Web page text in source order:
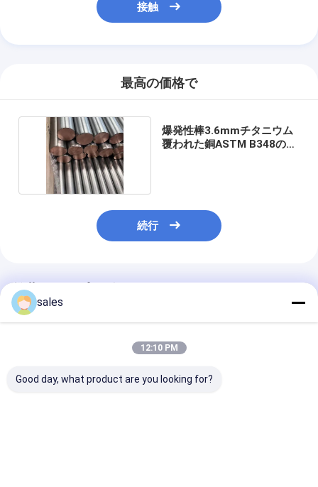
接触
最高の価格で
爆発性棒3.6mmチタニウム
覆われた銅ASTM B348の超
続行
推薦されたプロダクト
sales
12:10 PM
Good day, what product are you looking for?